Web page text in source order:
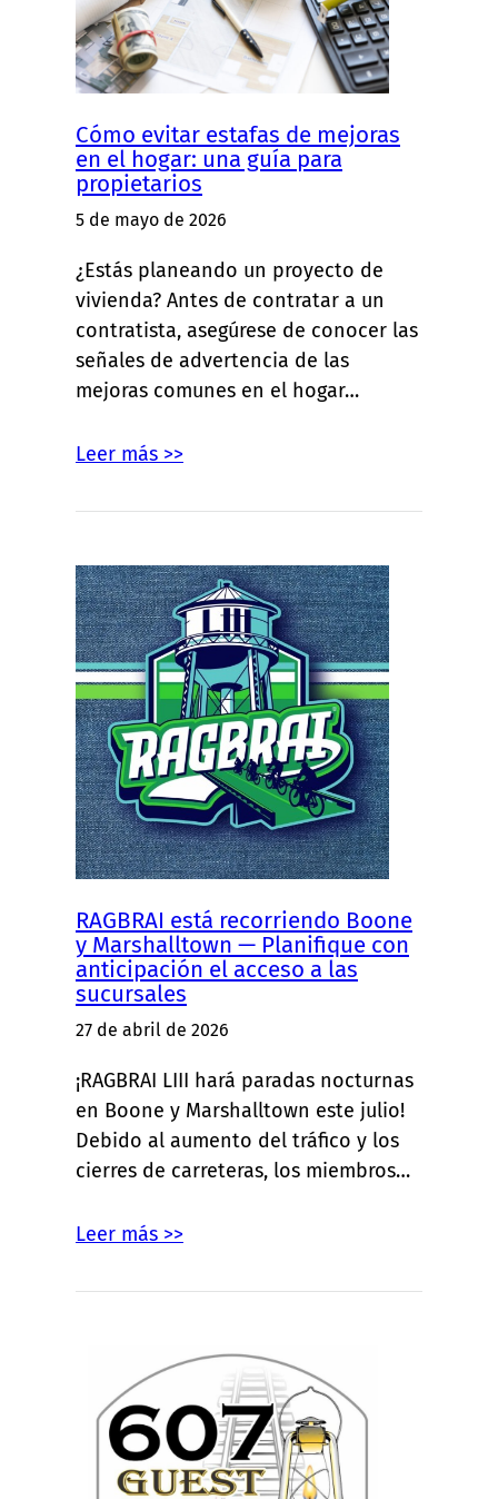
Cómo evitar estafas de mejoras
en el hogar: una guía para
propietarios
5 de mayo de 2026
¿Estás planeando un proyecto de
vivienda? Antes de contratar a un
contratista, asegúrese de conocer las
señales de advertencia de las
mejoras comunes en el hogar…
Leer más >>
RAGBRAI está recorriendo Boone
y Marshalltown — Planifique con
anticipación el acceso a las
sucursales
27 de abril de 2026
¡RAGBRAI LIII hará paradas nocturnas
en Boone y Marshalltown este julio!
Debido al aumento del tráfico y los
cierres de carreteras, los miembros…
Leer más >>